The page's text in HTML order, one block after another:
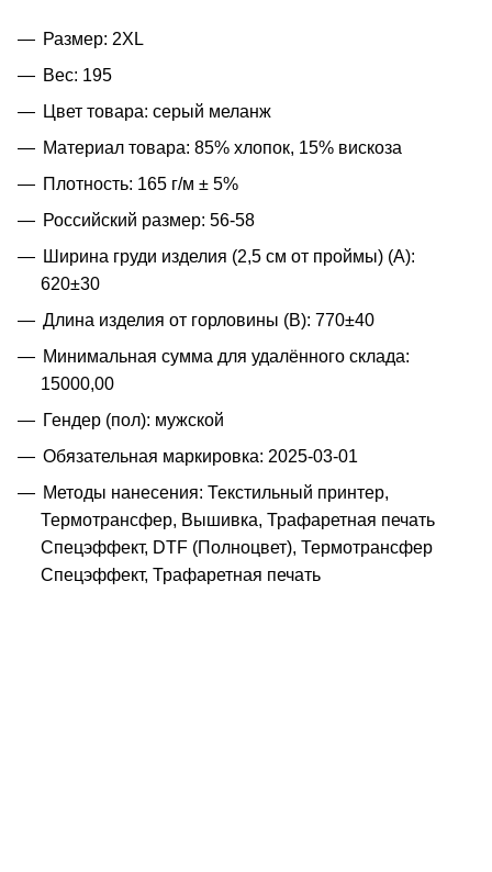
Размер: 2XL
Вес: 195
Цвет товара: серый меланж
Материал товара: 85% хлопок, 15% вискоза
Плотность: 165 г/м ± 5%
Российский размер: 56-58
Ширина груди изделия (2,5 см от проймы) (A):
620±30
Длина изделия от горловины (B): 770±40
Минимальная сумма для удалённого склада:
15000,00
Гендер (пол): мужской
Обязательная маркировка: 2025-03-01
Методы нанесения: Текстильный принтер,
Термотрансфер, Вышивка, Трафаретная печать
Спецэффект, DTF (Полноцвет), Термотрансфер
Спецэффект, Трафаретная печать